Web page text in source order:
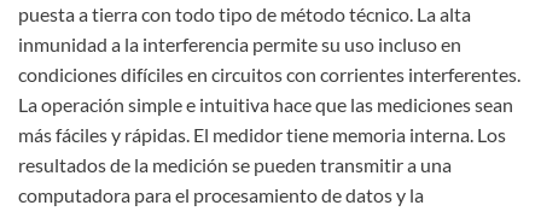
puesta a tierra con todo tipo de método técnico. La alta
inmunidad a la interferencia permite su uso incluso en
condiciones difíciles en circuitos con corrientes interferentes.
La operación simple e intuitiva hace que las mediciones sean
más fáciles y rápidas. El medidor tiene memoria interna. Los
resultados de la medición se pueden transmitir a una
computadora para el procesamiento de datos y la